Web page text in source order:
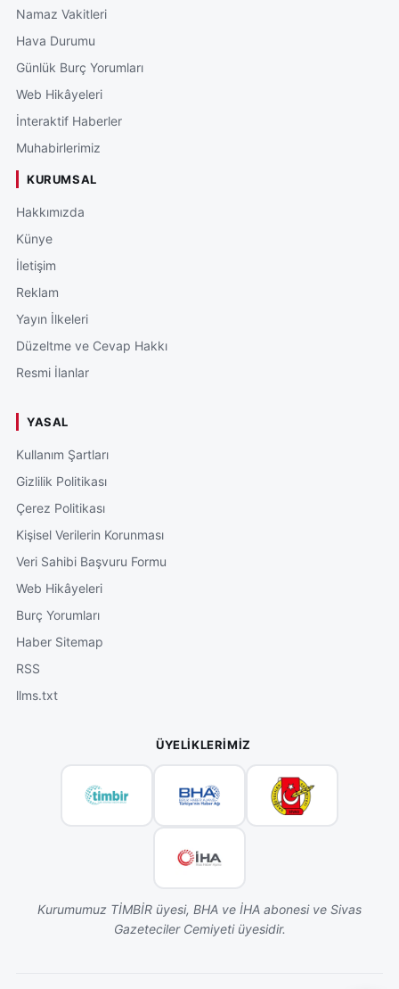
Namaz Vakitleri
Hava Durumu
Günlük Burç Yorumları
Web Hikâyeleri
İnteraktif Haberler
Muhabirlerimiz
KURUMSAL
Hakkımızda
Künye
İletişim
Reklam
Yayın İlkeleri
Düzeltme ve Cevap Hakkı
Resmi İlanlar
YASAL
Kullanım Şartları
Gizlilik Politikası
Çerez Politikası
Kişisel Verilerin Korunması
Veri Sahibi Başvuru Formu
Web Hikâyeleri
Burç Yorumları
Haber Sitemap
RSS
llms.txt
ÜYELIKLERIMIZ
Kurumumuz TİMBİR üyesi, BHA ve İHA abonesi ve Sivas
Gazeteciler Cemiyeti üyesidir.